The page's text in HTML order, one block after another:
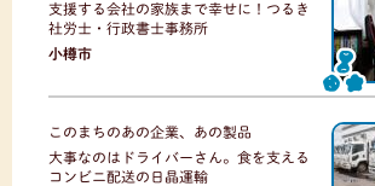
支援する会社の家族まで幸せに！つるき
社労士・行政書士事務所
小樽市
このまちのあの企業、あの製品
大事なのはドライバーさん。食を支える
コンビニ配送の日晶運輸